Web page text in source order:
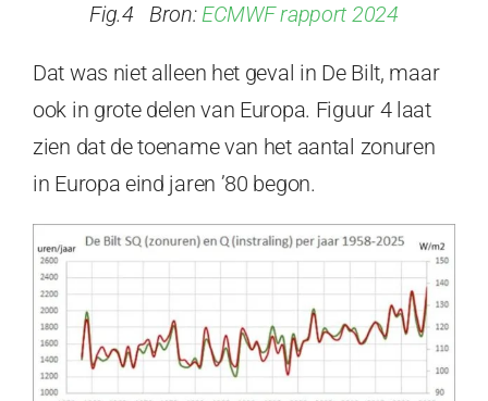
Fig.4 Bron:ECMWF rapport 2024
Dat was niet alleen het geval in De Bilt, maar
ook in grote delen van Europa. Figuur 4 laat
zien dat de toename van het aantal zonuren
in Europa eind jaren ’80 begon.